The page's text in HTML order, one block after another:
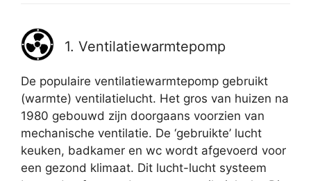
1. Ventilatiewarmtepomp
De populaire ventilatiewarmtepomp gebruikt
(warmte) ventilatielucht. Het gros van huizen na
1980 gebouwd zijn doorgaans voorzien van
mechanische ventilatie. De ‘gebruikte’ lucht
keuken, badkamer en wc wordt afgevoerd voor
een gezond klimaat. Dit lucht-lucht systeem